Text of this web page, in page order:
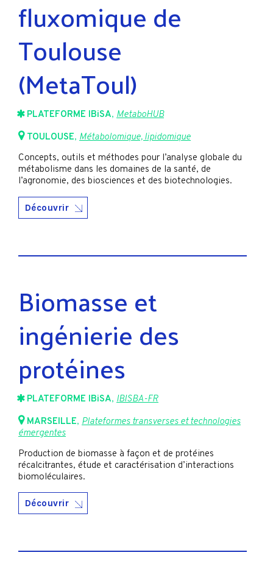
fluxomique de
Toulouse
(MetaToul)
PLATEFORME IBiSA, MetaboHUB
TOULOUSE, Métabolomique, lipidomique
Concepts, outils et méthodes pour l’analyse globale du
métabolisme dans les domaines de la santé, de
l’agronomie, des biosciences et des biotechnologies.
Découvrir
Biomasse et
ingénierie des
protéines
PLATEFORME IBiSA, IBISBA-FR
MARSEILLE, Plateformes transverses et technologies
émergentes
Production de biomasse à façon et de protéines
récalcitrantes, étude et caractérisation d’interactions
biomoléculaires.
Découvrir